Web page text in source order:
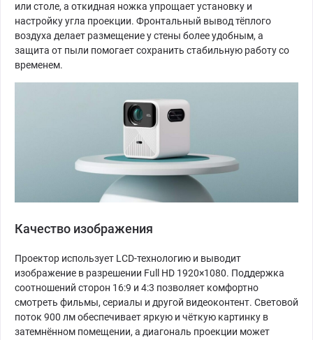
или столе, а откидная ножка упрощает установку и
настройку угла проекции. Фронтальный вывод тёплого
воздуха делает размещение у стены более удобным, а
защита от пыли помогает сохранить стабильную работу со
временем.
Качество изображения
Проектор использует LCD-технологию и выводит
изображение в разрешении Full HD 1920×1080. Поддержка
соотношений сторон 16:9 и 4:3 позволяет комфортно
смотреть фильмы, сериалы и другой видеоконтент. Световой
поток 900 лм обеспечивает яркую и чёткую картинку в
затемнённом помещении, а диагональ проекции может